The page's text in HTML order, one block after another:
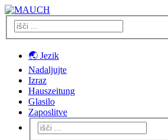
🌏 Jezik
Nadaljujte
Izraz
Hauszeitung
Glasilo
Zaposlitve